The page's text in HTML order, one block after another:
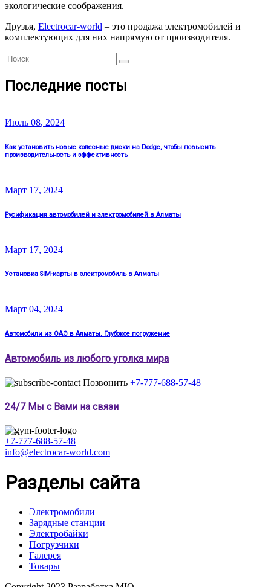
экологические соображения.
Друзья, Electrocar-world – это продажа электромобилей и
комплектующих для них напрямую от производителя.
Search
for:
Search
Последние посты
Июль 08, 2024
Как установить новые колесные диски на Dodge, чтобы повысить
производительность и эффективность
Март 17, 2024
Русификация автомобилей и электромобилей в Алматы
Март 17, 2024
Установка SIM-карты в электромобиль в Алматы
Март 04, 2024
Автомобили из ОАЭ в Алматы. Глубокое погружение
Автомобиль из любого уголка мира
Позвонить +7-777-688-57-48
24/7 Мы с Вами на связи
+7-777-688-57-48
info@electrocar-world.com
Разделы сайта
Электромобили
Зарядные станции
Электробайки
Погрузчики
Галерея
Товары